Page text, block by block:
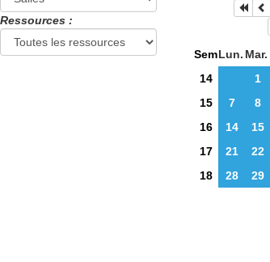
Ressources :
SemLun. Mar.
14
1
15
7 8
16
14 15
17
21 22
18
28 29